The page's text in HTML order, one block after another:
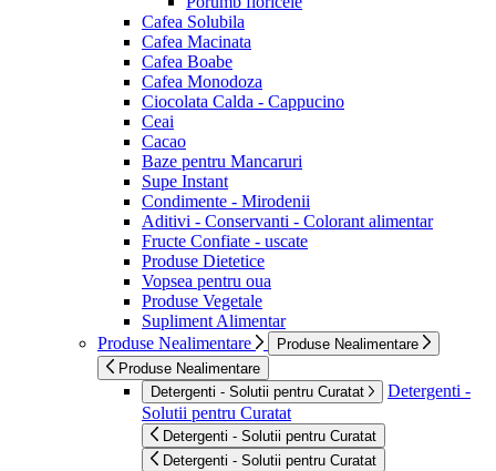
Cafea Solubila
Cafea Macinata
Cafea Boabe
Cafea Monodoza
Ciocolata Calda - Cappucino
Ceai
Cacao
Baze pentru Mancaruri
Supe Instant
Condimente - Mirodenii
Aditivi - Conservanti - Colorant alimentar
Fructe Confiate - uscate
Produse Dietetice
Vopsea pentru oua
Produse Vegetale
Supliment Alimentar
Produse Nealimentare
Produse Nealimentare
Produse Nealimentare
Detergenti - Solutii pentru Curatat
Detergenti -
Solutii pentru Curatat
Detergenti - Solutii pentru Curatat
Detergenti - Solutii pentru Curatat